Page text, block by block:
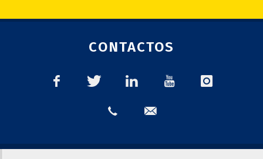
CONTACTOS